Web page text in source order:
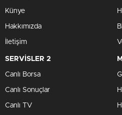
Künye
Hakkımızda
İletişim
SERVİSLER 2
Canlı Borsa
Canlı Sonuçlar
Canlı TV